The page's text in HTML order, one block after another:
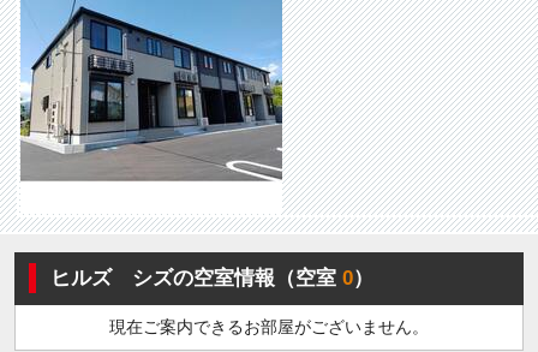
ヒルズ シズの空室情報（空室0）
現在ご案内できるお部屋がございません。